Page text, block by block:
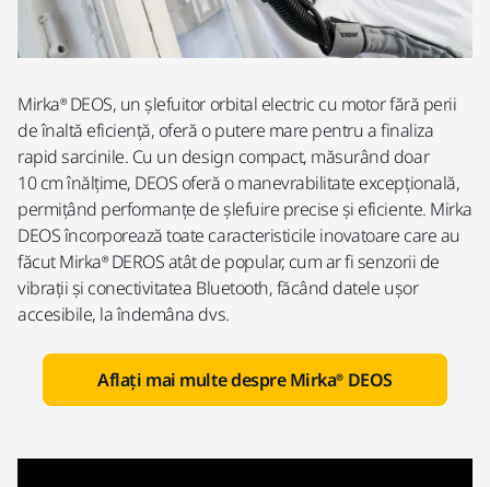
Mirka® DEOS, un șlefuitor orbital electric cu motor fără perii
de înaltă eficiență, oferă o putere mare pentru a finaliza
rapid sarcinile. Cu un design compact, măsurând doar
10 cm înălțime, DEOS oferă o manevrabilitate excepțională,
permițând performanțe de șlefuire precise și eficiente. Mirka
DEOS încorporează toate caracteristicile inovatoare care au
făcut Mirka® DEROS atât de popular, cum ar fi senzorii de
vibrații și conectivitatea Bluetooth, făcând datele ușor
accesibile, la îndemâna dvs.
Aflați mai multe despre Mirka® DEOS